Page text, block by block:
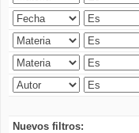
Nuevos filtros: